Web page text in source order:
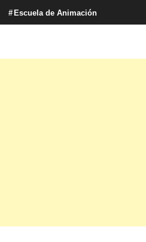
Escuela de Animación